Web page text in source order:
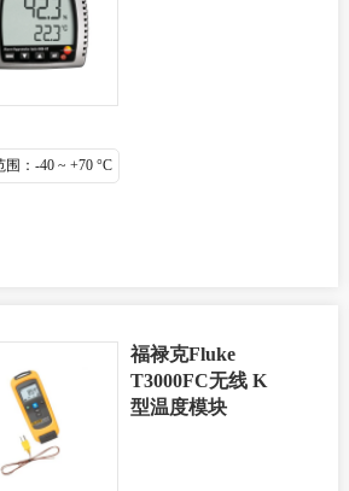
围：-40 ~ +70 °C
福禄克Fluke
T3000FC无线 K
型温度模块